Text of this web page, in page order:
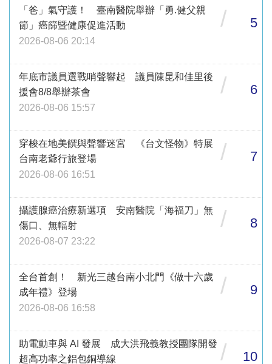
「爸」氣守護！ 臺南醫院舉辦「勇.健父親
節」癌篩暨健康促進活動
2026-08-06 20:14
/ 5
年底市議員選戰哨聲響起 議員陳昆和佳里後
援會8/8舉辦茶會
2026-08-06 15:57
/ 6
穿梭在地美饌與聲響迷宮 《台文怪物》特展
台南老爺行旅登場
2026-08-06 16:51
/ 7
攝護腺癌治療新選項 安南醫院「海福刀」無
傷口、無輻射
2026-08-07 23:22
/ 8
全台首創！ 新光三越台南小北門《做十六歲
成年禮》登場
2026-08-06 16:58
/ 9
助電動車與 AI 發展 成大洪飛義教授團隊開發
超高功率之鋁包銅導線
/ 10